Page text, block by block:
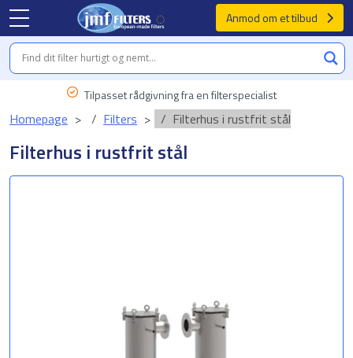
Anmod om et tilbud
Tilpasset rådgivning fra en filterspecialist
Homepage Filters Filterhus i rustfrit stål
Filterhus i rustfrit stål